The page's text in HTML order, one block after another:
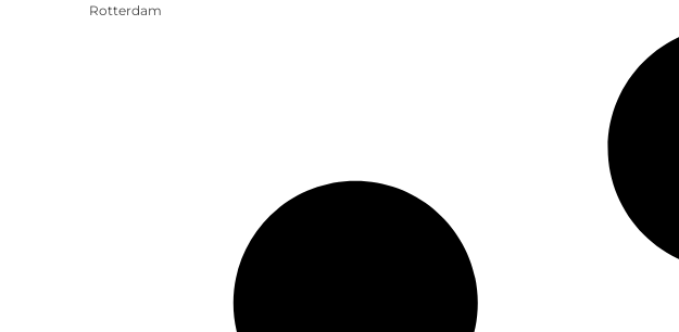
Rotterdam